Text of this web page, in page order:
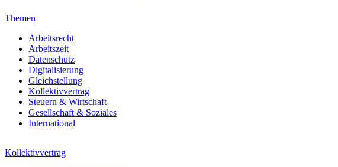
Themen
Arbeitsrecht
Arbeitszeit
Datenschutz
Digitalisierung
Gleichstellung
Kollektivvertrag
Steuern & Wirtschaft
Gesellschaft & Soziales
International
Kollektivvertrag